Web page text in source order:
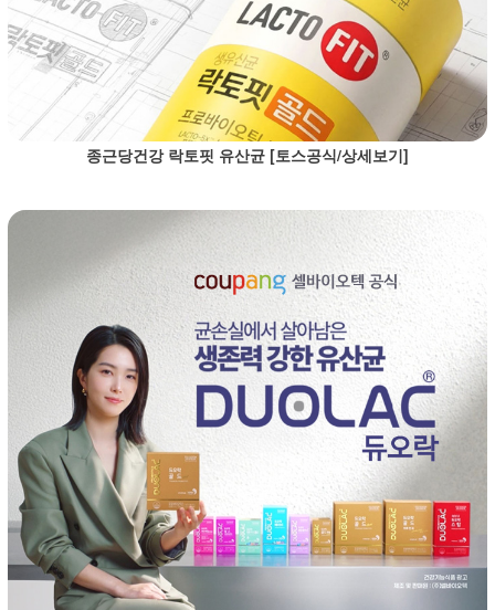
종근당건강 락토핏 유산균 [토스공식/상세보기]